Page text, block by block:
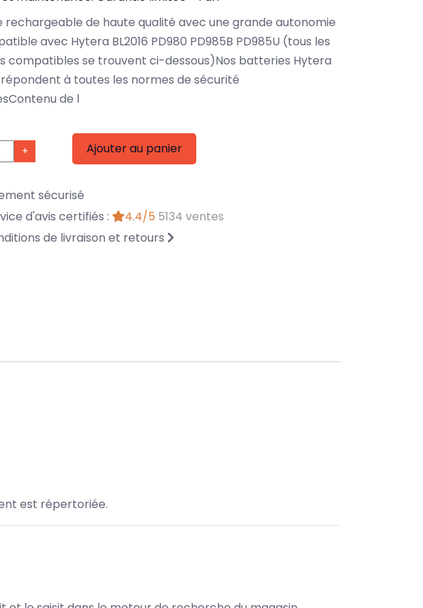
rechargeable de haute qualité avec une grande autonomie
avec Hytera BL2016 PD980 PD985B PD985U (tous les
compatibles se trouvent ci-dessous)Nos batteries Hytera
répondent à toutes les normes de sécurité
de l
+ Ajouter au panier
sécurisé
d'avis certifiés :
4.4/5 5134 ventes
de livraison et retours
est répertoriée.